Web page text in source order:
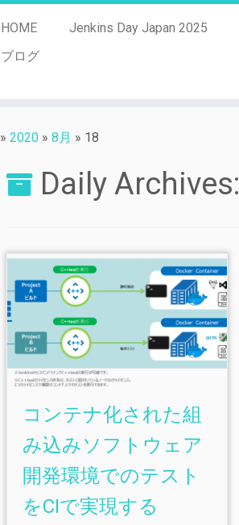
HOME Jenkins Day Japan 2025
ブログ
» 2020 » 8月 » 18
Daily Archives:
コンテナ化された組
み込みソフトウェア
開発環境でのテスト
をCIで実現する